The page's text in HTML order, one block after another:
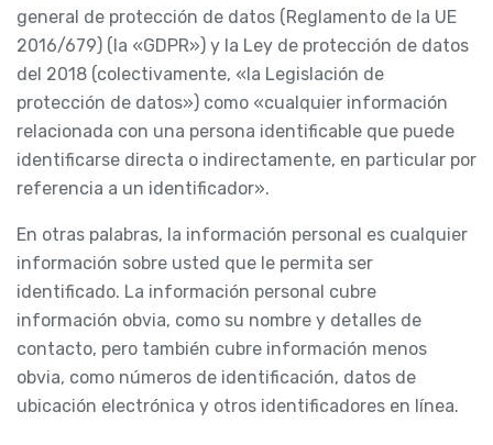
general de protección de datos (Reglamento de la UE
2016/679) (la «GDPR») y la Ley de protección de datos
del 2018 (colectivamente, «la Legislación de
protección de datos») como «cualquier información
relacionada con una persona identificable que puede
identificarse directa o indirectamente, en particular por
referencia a un identificador».
En otras palabras, la información personal es cualquier
información sobre usted que le permita ser
identificado. La información personal cubre
información obvia, como su nombre y detalles de
contacto, pero también cubre información menos
obvia, como números de identificación, datos de
ubicación electrónica y otros identificadores en línea.